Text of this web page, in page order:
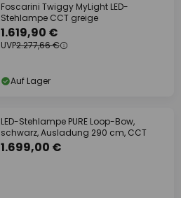
Foscarini Twiggy MyLight LED-
Stehlampe CCT greige
1.619,90 €
UVP2.277,66 €
Auf Lager
LED-Stehlampe PURE Loop-Bow,
schwarz, Ausladung 290 cm, CCT
1.699,00 €